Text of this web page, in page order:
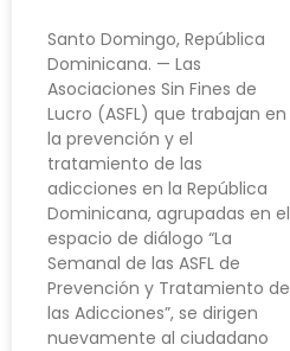
Santo Domingo, República
Dominicana. — Las
Asociaciones Sin Fines de
Lucro (ASFL) que trabajan en
la prevención y el
tratamiento de las
adicciones en la República
Dominicana, agrupadas en el
espacio de diálogo “La
Semanal de las ASFL de
Prevención y Tratamiento de
las Adicciones”, se dirigen
nuevamente al ciudadano